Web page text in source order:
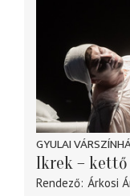
GYULAI
Ikrek – kettő
Rendező Árkosi